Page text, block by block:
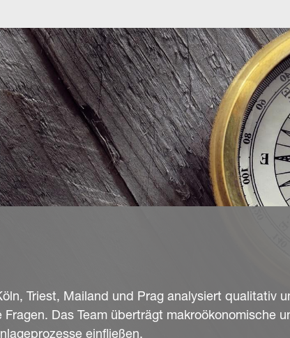
Triest, Mailand und Prag analysiert qualitativ
Das Team überträgt makroökonomische
einfließen.